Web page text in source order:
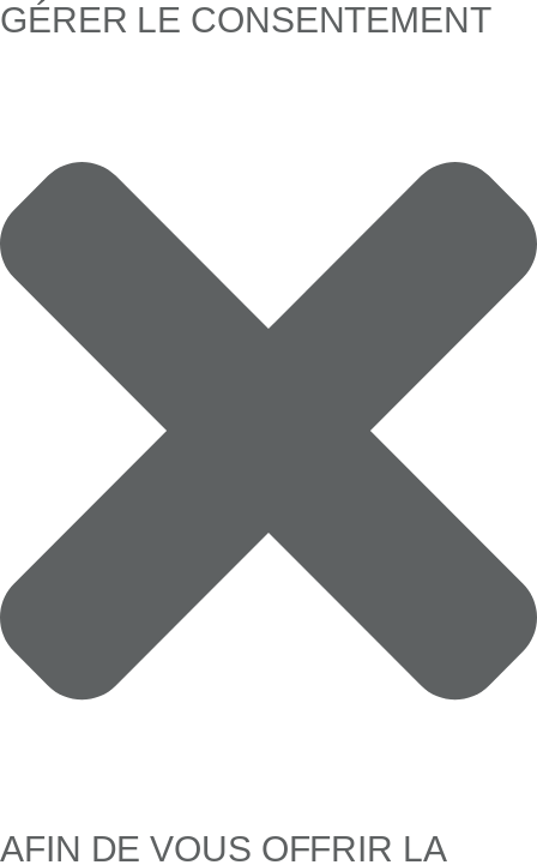
GÉRER LE CONSENTEMENT
AFIN DE VOUS OFFRIR LA